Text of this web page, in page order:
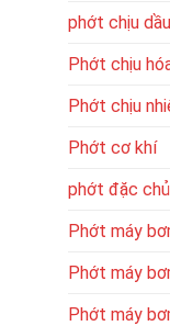
phớt chịu dầu
Phớt chịu
Phớt chịu
Phớt cơ khí
phớt đặc
Phớt máy
Phớt máy
Phớt máy